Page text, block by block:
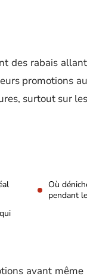
des rabais
promotions
surtout sur
Où
pendant
avant